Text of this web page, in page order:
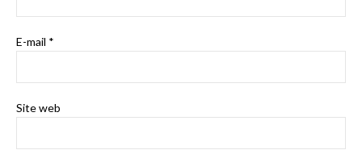
E-mail *
Site web